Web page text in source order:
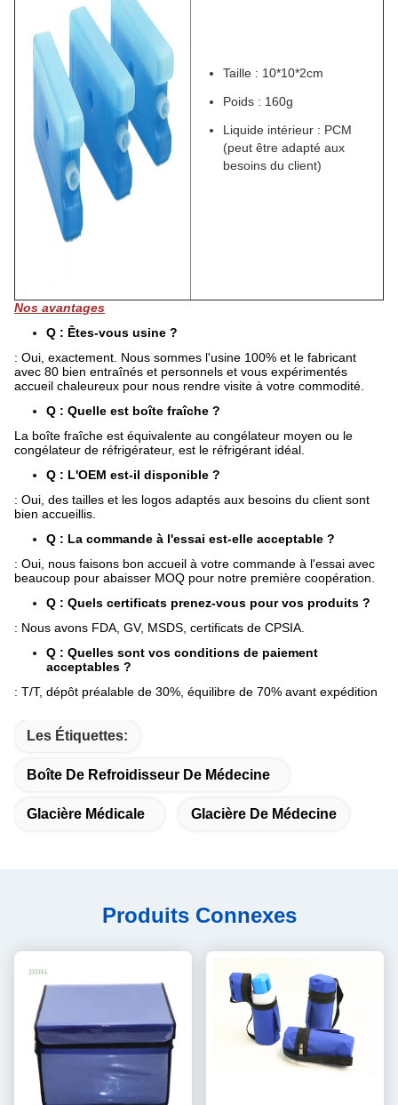
Taille : 10*10*2cm
Poids : 160g
Liquide intérieur : PCM
(peut être adapté aux
besoins du client)
Nos avantages
Q : Êtes-vous usine ?
: Oui, exactement. Nous sommes l'usine 100% et le fabricant
avec 80 bien entraînés et personnels et vous expérimentés
accueil chaleureux pour nous rendre visite à votre commodité.
Q : Quelle est boîte fraîche ?
La boîte fraîche est équivalente au congélateur moyen ou le
congélateur de réfrigérateur, est le réfrigérant idéal.
Q : L'OEM est-il disponible ?
: Oui, des tailles et les logos adaptés aux besoins du client sont
bien accueillis.
Q : La commande à l'essai est-elle acceptable ?
: Oui, nous faisons bon accueil à votre commande à l'essai avec
beaucoup pour abaisser MOQ pour notre première coopération.
Q : Quels certificats prenez-vous pour vos produits ?
: Nous avons FDA, GV, MSDS, certificats de CPSIA.
Q : Quelles sont vos conditions de paiement
acceptables ?
: T/T, dépôt préalable de 30%, équilibre de 70% avant expédition
Les Étiquettes:
Boîte De Refroidisseur De Médecine
Glacière Médicale Glacière De Médecine
Produits Connexes